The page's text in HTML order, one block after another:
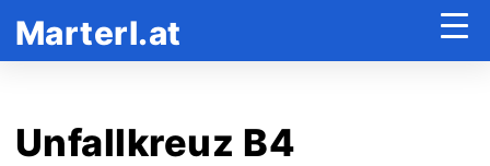
Marterl.at
Unfallkreuz B4